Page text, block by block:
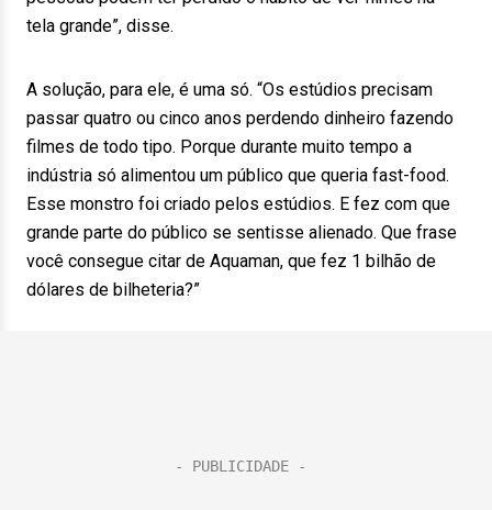
tela grande”, disse.
A solução, para ele, é uma só. “Os estúdios precisam
passar quatro ou cinco anos perdendo dinheiro fazendo
filmes de todo tipo. Porque durante muito tempo a
indústria só alimentou um público que queria fast-food.
Esse monstro foi criado pelos estúdios. E fez com que
grande parte do público se sentisse alienado. Que frase
você consegue citar de Aquaman, que fez 1 bilhão de
dólares de bilheteria?”